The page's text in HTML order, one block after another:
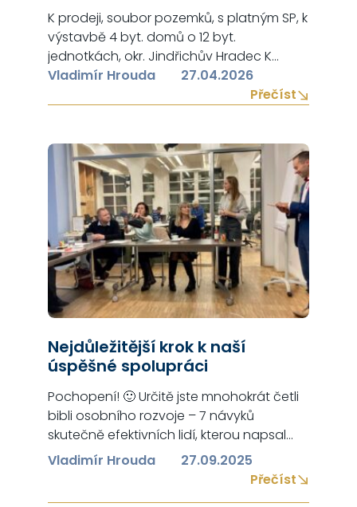
K prodeji, soubor pozemků, s platným SP, k
výstavbě 4 byt. domů o 12 byt.
jednotkách, okr. Jindřichův Hradec K
prodeji, soubor pozemků, s platným
stavebním povolením, k výstavbě 4
Hradec. Developerský projekt je nabízen k
prodeji jako celek investorovi. Projekt
počítá s výstavbou…
Vladimír Hrouda
27.04.2026
Přečíst
Nejdůležitější krok k naší
úspěšné spolupráci
Pochopení! 🙂 Určitě jste mnohokrát četli
bibli osobního rozvoje – 7 návyků
skutečně efektivních lidí, kterou napsal
Stephen Covey. Zajisté si uvědomujete, že
nejdůležitější a nejtěžší ze všech návyků
Vladimír Hrouda
27.09.2025
Přečíst